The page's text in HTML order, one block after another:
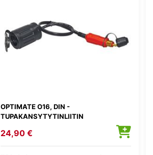
OPTIMATE O16, DIN -
TUPAKANSYTYTINLIITIN
24,90 €